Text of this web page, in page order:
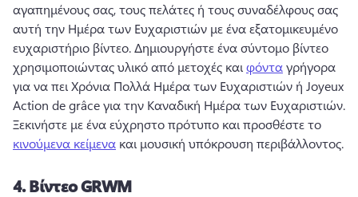
αγαπημένους σας, τους πελάτες ή τους συναδέλφους σας
αυτή την Ημέρα των Ευχαριστιών με ένα εξατομικευμένο
ευχαριστήριο βίντεο. Δημιουργήστε ένα σύντομο βίντεο
χρησιμοποιώντας υλικό από μετοχές και φόντα γρήγορα
για να πει Χρόνια Πολλά Ημέρα των Ευχαριστιών ή Joyeux
Ξεκινήστε με ένα εύχρηστο πρότυπο και προσθέστε το
κινούμενα κείμενα
4.Βίντεο GRWM